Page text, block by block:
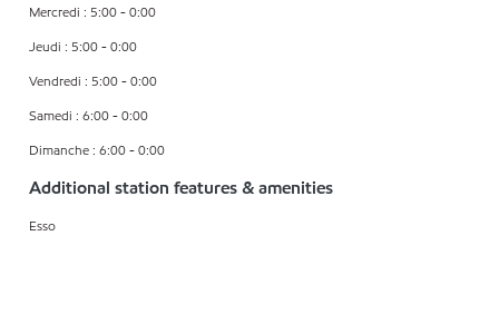
Mercredi : 5:00 - 0:00
Jeudi : 5:00 - 0:00
Vendredi : 5:00 - 0:00
Samedi : 6:00 - 0:00
Dimanche : 6:00 - 0:00
Additional station features & amenities
Esso